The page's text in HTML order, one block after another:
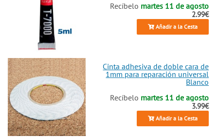
Recíbelo martes 11 de agosto
2.99€
Añadir a la Cesta
Cinta adhesiva de doble cara de
1mm para reparación universal
Blanco
Recíbelo martes 11 de agosto
3.99€
Añadir a la Cesta